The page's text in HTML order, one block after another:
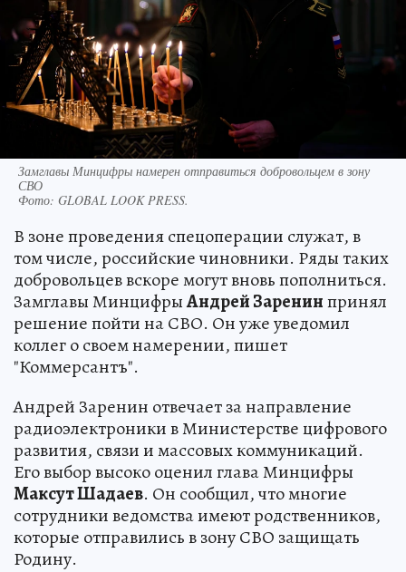
Замглавы Минцифры намерен отправиться добровольцем в зону
СВО
Фото: GLOBAL LOOK PRESS.
В зоне проведения спецоперации служат, в
том числе, российские чиновники. Ряды таких
добровольцев вскоре могут вновь пополниться.
Замглавы МинцифрыАндрей Заренинпринял
решение пойти на СВО. Он уже уведомил
коллег о своем намерении, пишет
"Коммерсантъ".
Андрей Заренин отвечает за направление
радиоэлектроники в Министерстве цифрового
развития, связи и массовых коммуникаций.
Его выбор высоко оценил глава Минцифры
Максут Шадаев. Он сообщил, что многие
сотрудники ведомства имеют родственников,
которые отправились в зону СВО защищать
Родину.